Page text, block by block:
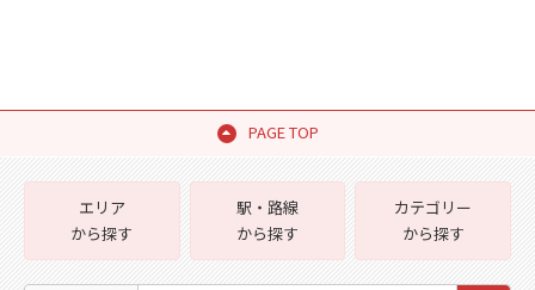
PAGE TOP
エリア
から探す
駅・路線
から探す
カテゴリー
から探す